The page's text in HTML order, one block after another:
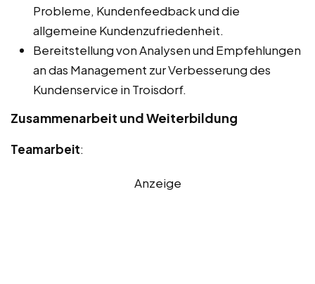
Probleme, Kundenfeedback und die
allgemeine Kundenzufriedenheit.
Bereitstellung von Analysen und Empfehlungen
an das Management zur Verbesserung des
Kundenservice in Troisdorf.
Zusammenarbeit und Weiterbildung
Teamarbeit:
Anzeige